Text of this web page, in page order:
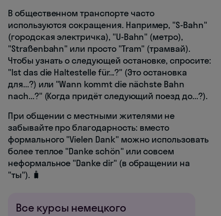
В общественном транспорте часто
используются сокращения. Например, "S-Bahn"
(городская электричка), "U-Bahn" (метро),
"Straßenbahn" или просто "Tram" (трамвай).
Чтобы узнать о следующей остановке, спросите:
"Ist das die Haltestelle für...?" (Это остановка
для...?) или "Wann kommt die nächste Bahn
nach...?" (Когда придёт следующий поезд до...?).
При общении с местными жителями не
забывайте про благодарность: вместо
формального "Vielen Dank" можно использовать
более теплое "Danke schön" или совсем
неформальное "Danke dir" (в обращении на
"ты"). 🧳
Все курсы немецкого